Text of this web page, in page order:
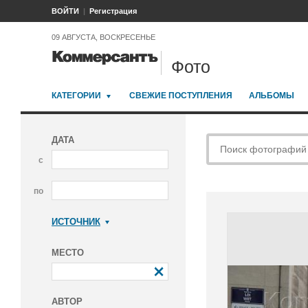
ВОЙТИ Регистрация
09 АВГУСТА, ВОСКРЕСЕНЬЕ
Фото
КАТЕГОРИИ СВЕЖИЕ ПОСТУПЛЕНИЯ АЛЬБОМЫ
ДАТА
с
по
ИСТОЧНИК
МЕСТО
АВТОР